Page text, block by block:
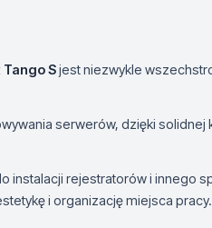
Tango Sjest niezwykle
serwerów, dzięki solidnej
instalacji rejestratorów i innego
i organizację miejsca pracy.